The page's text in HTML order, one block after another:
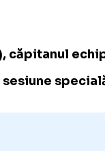
căpitanul